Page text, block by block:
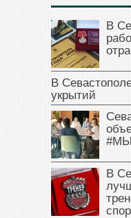
В
В
укрытий
В